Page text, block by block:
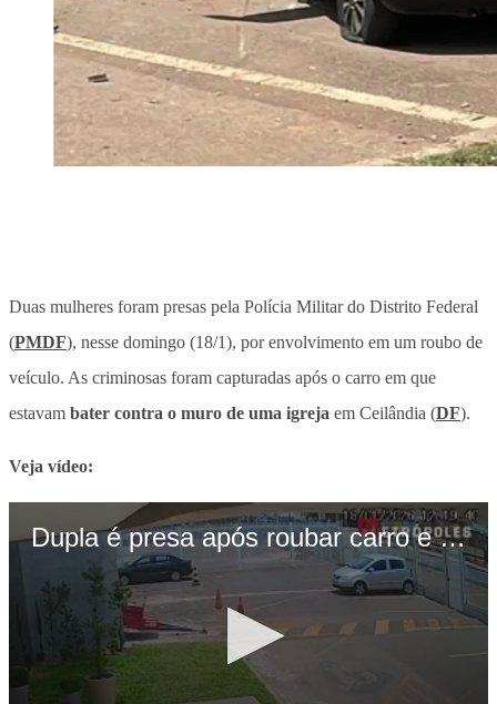
Duas mulheres foram presas pela Polícia Militar do Distrito Federal
(PMDF), nesse domingo (18/1), por envolvimento em um roubo de
veículo. As criminosas foram capturadas após o carro em que
estavam bater contra o muro de uma igreja em Ceilândia (DF).
Veja vídeo: